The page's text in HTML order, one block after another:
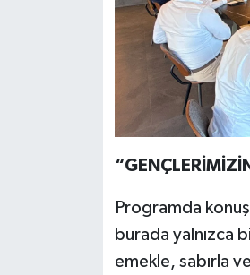
Programda
burada yalnızca
emekle, sabırla